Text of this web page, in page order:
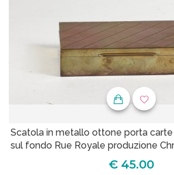
Scatola in metallo ottone porta
sul fondo Rue Royale produzione
2000
€ 45.00